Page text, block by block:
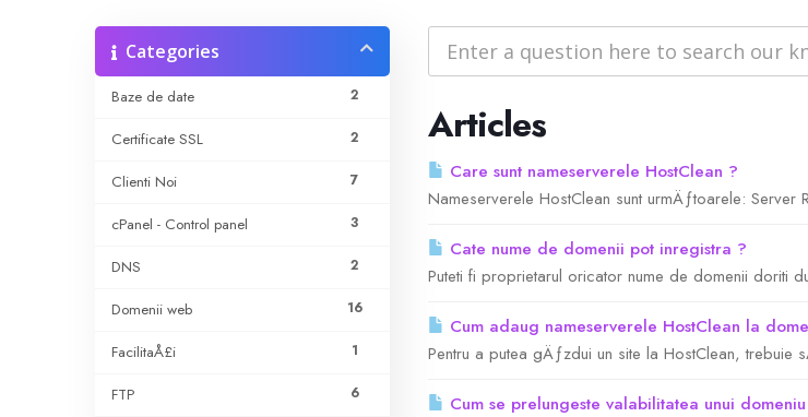
Categories
2
Baze de date
2
Certificate SSL
7
Clienti Noi
3
cPanel - Control panel
2
DNS
16
Domenii web
1
FacilitaÅ£i
6
FTP
Articles
Care sunt nameserverele HostClean ?
Nameserverele HostClean sunt urmÄƒtoarele: Server
Cate nume de domenii pot inregistra ?
Puteti fi proprietarul oricator nume de domenii doriti
Cum adaug nameserverele HostClean la
Pentru a putea gÄƒzdui un site la HostClean,
Cum se prelungeste valabilitatea unui